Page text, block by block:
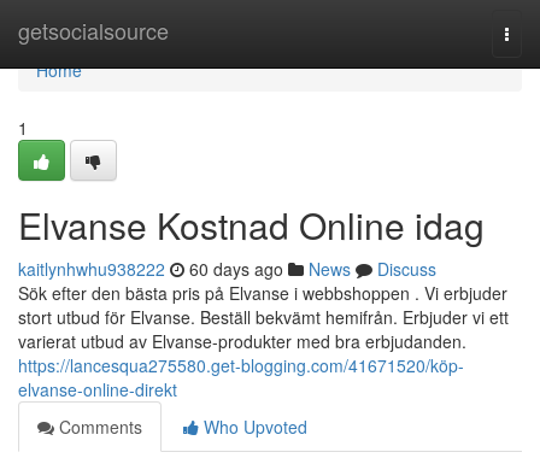
getsocialsource
Home
Home
1
Elvanse Kostnad Online idag
kaitlynhwhu938222 60 days ago News
Discuss
Sök efter den bästa pris på Elvanse i webbshoppen . Vi erbjuder
stort utbud för Elvanse. Beställ bekvämt hemifrån. Erbjuder vi ett
varierat utbud av Elvanse-produkter med bra erbjudanden.
https://lancesqua275580.get-blogging.com/41671520/köp-
elvanse-online-direkt
Comments
Who Upvoted